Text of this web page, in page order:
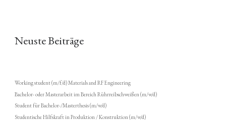
Neuste Beiträge
Working student (m/f/d) Materials and RF Engineering
Bachelor- oder Masterarbeit im Bereich Rührreibschweißen (m/w/d)
Student für Bachelor-/Masterthesis (m/w/d)
Studentische Hilfskraft in Produktion / Konstruktion (m/w/d)